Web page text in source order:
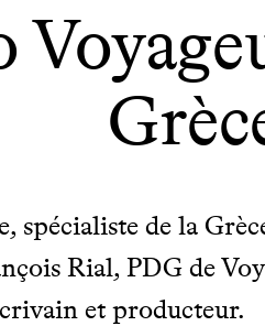
spécialiste de la
Rial, PDG de
et producteur.